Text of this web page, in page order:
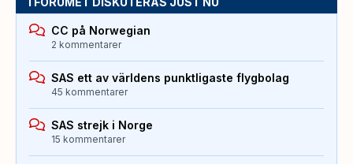
CC på Norwegian
2 kommentarer
SAS ett av världens punktligaste flygbolag
45 kommentarer
SAS strejk i Norge
15 kommentarer